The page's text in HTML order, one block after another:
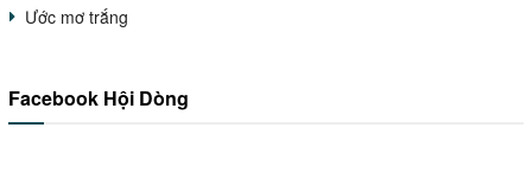
Ước mơ trắng
Facebook Hội Dòng